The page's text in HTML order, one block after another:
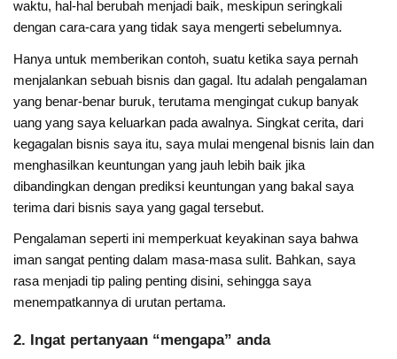
waktu, hal-hal berubah menjadi baik, meskipun seringkali
dengan cara-cara yang tidak saya mengerti sebelumnya.
Hanya untuk memberikan contoh, suatu ketika saya pernah
menjalankan sebuah bisnis dan gagal. Itu adalah pengalaman
yang benar-benar buruk, terutama mengingat cukup banyak
uang yang saya keluarkan pada awalnya. Singkat cerita, dari
kegagalan bisnis saya itu, saya mulai mengenal bisnis lain dan
menghasilkan keuntungan yang jauh lebih baik jika
dibandingkan dengan prediksi keuntungan yang bakal saya
terima dari bisnis saya yang gagal tersebut.
Pengalaman seperti ini memperkuat keyakinan saya bahwa
iman sangat penting dalam masa-masa sulit. Bahkan, saya
rasa menjadi tip paling penting disini, sehingga saya
menempatkannya di urutan pertama.
2. Ingat pertanyaan “mengapa” anda